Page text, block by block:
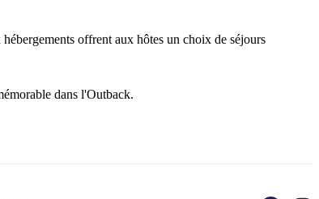
offrent aux hôtes un choix de séjours
dans l'Outback.